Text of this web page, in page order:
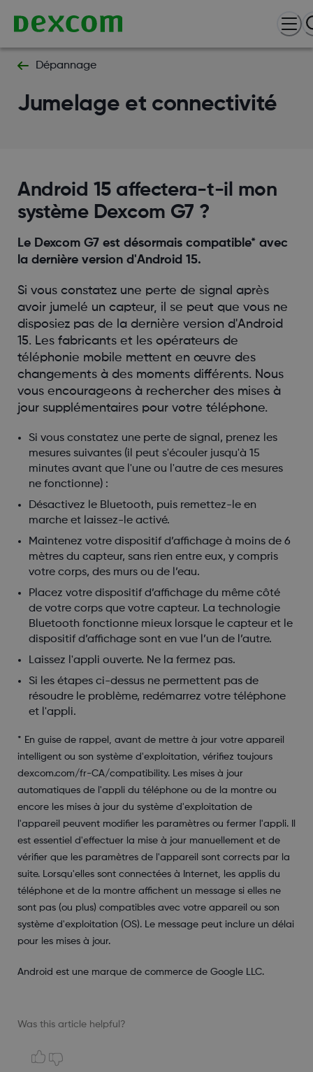
Dépannage
Jumelage et connectivité
Android 15 affectera-t-il mon
système Dexcom G7 ?
Le Dexcom G7 est désormais compatible* avec
la dernière version d'Android 15.
Si vous constatez une perte de signal après
avoir jumelé un capteur, il se peut que vous ne
disposiez pas de la dernière version d'Android
15. Les fabricants et les opérateurs de
téléphonie mobile mettent en œuvre des
changements à des moments différents. Nous
vous encourageons à rechercher des mises à
jour supplémentaires pour votre téléphone.
Si vous constatez une perte de signal, prenez les
mesures suivantes (il peut s'écouler jusqu'à 15
minutes avant que l'une ou l'autre de ces mesures
ne fonctionne) :
Désactivez le Bluetooth, puis remettez-le en
marche et laissez-le activé.
Maintenez votre dispositif d’affichage à moins de 6
mètres du capteur, sans rien entre eux, y compris
votre corps, des murs ou de l’eau.
Placez votre dispositif d’affichage du même côté
de votre corps que votre capteur. La technologie
Bluetooth fonctionne mieux lorsque le capteur et le
dispositif d’affichage sont en vue l’un de l’autre.
Laissez l'appli ouverte. Ne la fermez pas.
Si les étapes ci-dessus ne permettent pas de
résoudre le problème, redémarrez votre téléphone
et l'appli.
* En guise de rappel, avant de mettre à jour votre appareil
intelligent ou son système d'exploitation, vérifiez toujours
dexcom.com/fr-CA/compatibility. Les mises à jour
automatiques de l'appli du téléphone ou de la montre ou
encore les mises à jour du système d'exploitation de
l'appareil peuvent modifier les paramètres ou fermer l'appli. Il
est essentiel d'effectuer la mise à jour manuellement et de
vérifier que les paramètres de l'appareil sont corrects par la
suite. Lorsqu'elles sont connectées à Internet, les applis du
téléphone et de la montre affichent un message si elles ne
sont pas (ou plus) compatibles avec votre appareil ou son
système d'exploitation (OS). Le message peut inclure un délai
pour les mises à jour.
Android est une marque de commerce de Google LLC.
Was this article helpful?